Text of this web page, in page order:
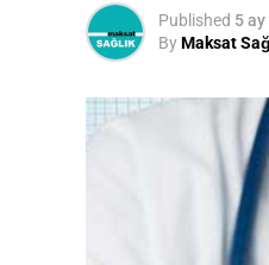
Published 5
ByMaksat